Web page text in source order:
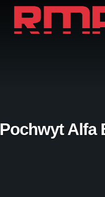
Pochwyt Alfa